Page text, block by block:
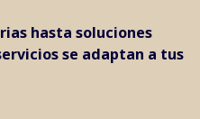
hasta soluciones
se adaptan a tus